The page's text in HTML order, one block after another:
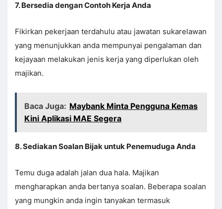
7. Bersedia dengan Contoh Kerja Anda
Fikirkan pekerjaan terdahulu atau jawatan sukarelawan
yang menunjukkan anda mempunyai pengalaman dan
kejayaan melakukan jenis kerja yang diperlukan oleh
majikan.
Baca Juga: Maybank Minta Pengguna Kemas
Kini Aplikasi MAE Segera
8. Sediakan Soalan Bijak untuk Penemuduga Anda
Temu duga adalah jalan dua hala. Majikan
mengharapkan anda bertanya soalan. Beberapa soalan
yang mungkin anda ingin tanyakan termasuk